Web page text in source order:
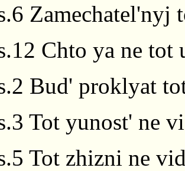
Zamechatel'nyj
Chto ya ne tot
Bud' proklyat
Tot yunost' ne
Tot zhizni ne